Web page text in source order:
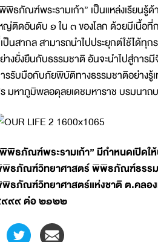
พิธภัณฑ์พระรามเก้า” เป็นแหล่งเรียนรู้
ญ่ติดอันดับ ๑ ใน ๓ ของโลก ด้วยมีเนื้อที่
ป็นสากล สามารถนำไปประยุกต์ใช้ได้ทุ
างยั่งยืนกับธรรมชาติ อันจะนําไปสู่กา
รรับมือกับภัยพิบัติทางธรรมชาติอย่างรู้
มหาภูมิพลอดุลยเดชมหาราช บรมนาถ
พิธภัณฑ์พระรามเก้า” มีกำหนดเปิดใ
ธภัณฑ์วิทยาศาสตร์ พิพิธภัณฑ์ธรรมช
ธภัณฑ์วิทยาศาสตร์แห่งชาติ ต.คลอง
๙๙ ต่อ ๒๑๒๒